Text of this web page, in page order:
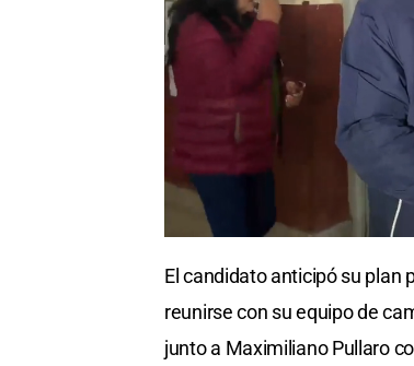
El candidato anticipó su plan
reunirse con su equipo de
junto a Maximiliano Pullaro